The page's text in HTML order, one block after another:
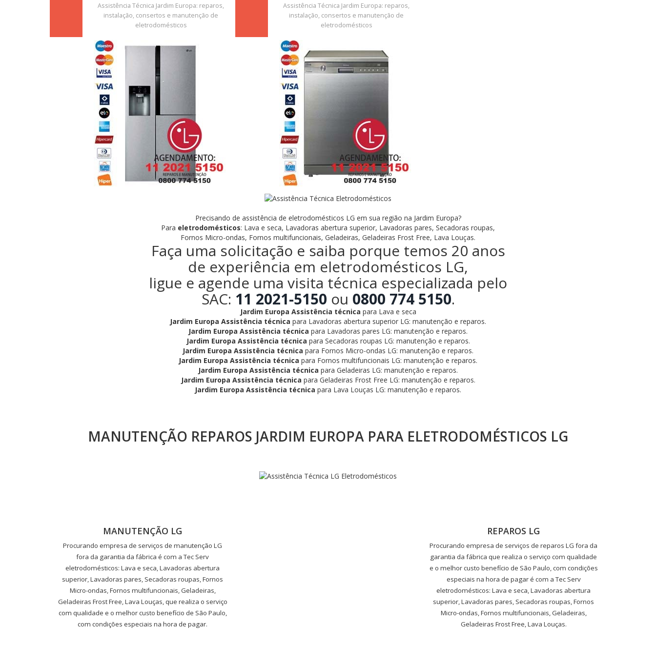
Assistência Técnica Jardim Europa: reparos,
instalação, consertos e manutenção de
eletrodomésticos
Assistência Técnica Jardim Europa: reparos,
instalação, consertos e manutenção de
eletrodomésticos
Precisando de assistência de eletrodomésticos LG em sua região na Jardim Europa?
Para eletrodomésticos: Lava e seca, Lavadoras abertura superior, Lavadoras pares, Secadoras roupas,
Fornos Micro-ondas, Fornos multifuncionais, Geladeiras, Geladeiras Frost Free, Lava Louças.
Faça uma solicitação e saiba porque temos 20 anos
de experiência em eletrodomésticos LG,
ligue e agende uma visita técnica especializada pelo
SAC: 11 2021-5150 ou 0800 774 5150.
Jardim Europa Assistência técnica para Lava e seca
Jardim Europa Assistência técnica para Lavadoras abertura superior LG: manutenção e reparos.
Jardim Europa Assistência técnica para Lavadoras pares LG: manutenção e reparos.
Jardim Europa Assistência técnica para Secadoras roupas LG: manutenção e reparos.
Jardim Europa Assistência técnica para Fornos Micro-ondas LG: manutenção e reparos.
Jardim Europa Assistência técnica para Fornos multifuncionais LG: manutenção e reparos.
Jardim Europa Assistência técnica para Geladeiras LG: manutenção e reparos.
Jardim Europa Assistência técnica para Geladeiras Frost Free LG: manutenção e reparos.
Jardim Europa Assistência técnica para Lava Louças LG: manutenção e reparos.
MANUTENÇÃO REPAROS JARDIM EUROPA PARA ELETRODOMÉSTICOS LG
MANUTENÇÃO LG
Procurando empresa de serviços de manutenção LG
fora da garantia da fábrica é com a Tec Serv
eletrodomésticos: Lava e seca, Lavadoras abertura
superior, Lavadoras pares, Secadoras roupas, Fornos
Micro-ondas, Fornos multifuncionais, Geladeiras,
Geladeiras Frost Free, Lava Louças, que realiza o serviço
com qualidade e o melhor custo benefício de São Paulo,
com condições especiais na hora de pagar.
REPAROS LG
Procurando empresa de serviços de reparos LG fora da
garantia da fábrica que realiza o serviço com qualidade
e o melhor custo benefício de São Paulo, com condições
especiais na hora de pagar é com a Tec Serv
eletrodomésticos: Lava e seca, Lavadoras abertura
superior, Lavadoras pares, Secadoras roupas, Fornos
Micro-ondas, Fornos multifuncionais, Geladeiras,
Geladeiras Frost Free, Lava Louças.